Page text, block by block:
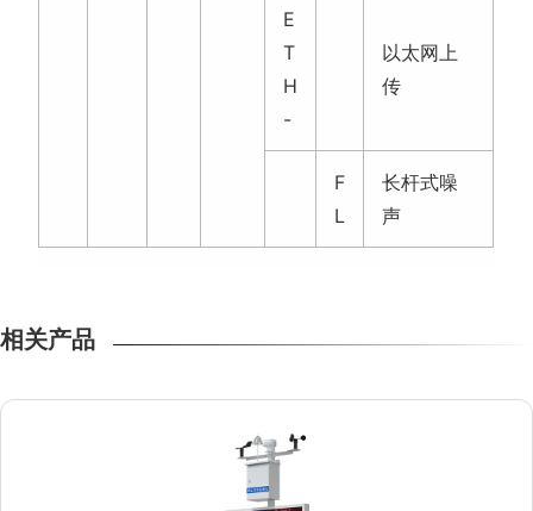
E
T
H
-
以太网上
传
F
L
长杆式噪
声
相关产品